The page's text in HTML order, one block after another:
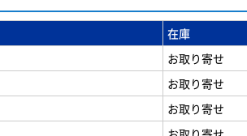
在庫
お取り寄せ
お取り寄せ
お取り寄せ